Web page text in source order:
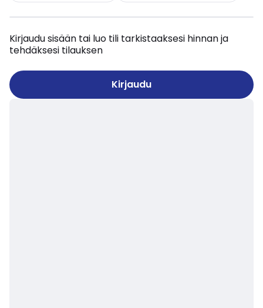
Kirjaudu sisään tai luo tili tarkistaaksesi hinnan ja
tehdäksesi tilauksen
Kirjaudu